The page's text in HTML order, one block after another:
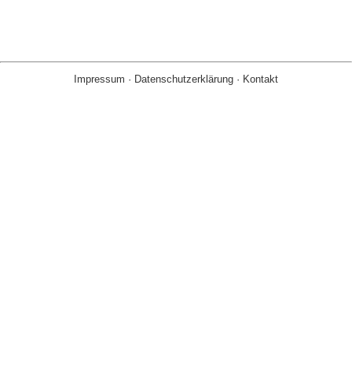
Impressum · Datenschutzerklärung · Kontakt